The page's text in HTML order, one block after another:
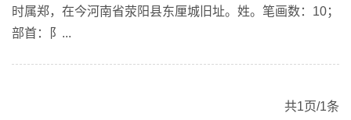
时属郑，在今河南省荥阳县东厘城旧址。姓。笔画数：10；
部首：阝...
共1页/1条